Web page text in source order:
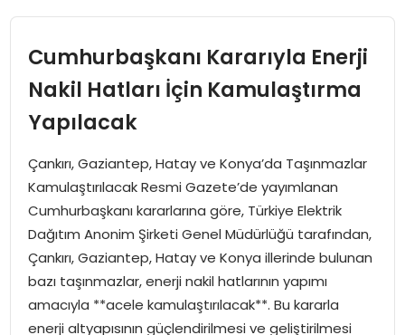
SPOR
MAGAZIN
SPOR
EĞITIM
OTOMOBIL
Cumhurbaşkanı Kararıyla Enerji
Nakil Hatları İçin Kamulaştırma
Yapılacak
Çankırı, Gaziantep, Hatay ve Konya’da Taşınmazlar
Kamulaştırılacak Resmi Gazete’de yayımlanan
Cumhurbaşkanı kararlarına göre, Türkiye Elektrik
Dağıtım Anonim Şirketi Genel Müdürlüğü tarafından,
Çankırı, Gaziantep, Hatay ve Konya illerinde bulunan
bazı taşınmazlar, enerji nakil hatlarının yapımı
amacıyla **acele kamulaştırılacak**. Bu kararla
enerji altyapısının güçlendirilmesi ve geliştirilmesi